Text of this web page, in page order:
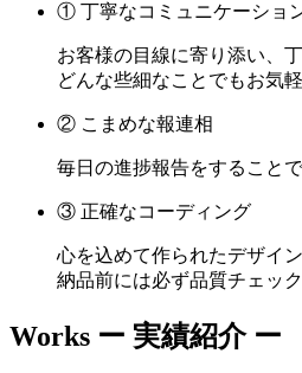
① 丁寧なコミュニケーショ
お客様の目線に寄り添い、
どんな些細なことでもお気
② こまめな報連相
毎日の進捗報告をすること
③ 正確なコーディング
心を込めて作られたデザイ
納品前には必ず品質チェッ
Works ー 実績紹介 ー